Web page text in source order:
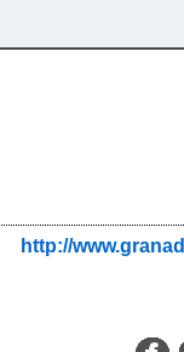
http://